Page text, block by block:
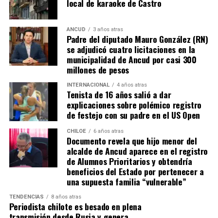
Finalmente, en el ámbito de la salud, se debe fortalecer
la salud primaria, cambiando la categoría de las postas
por Cecof y trabajar para que un futuro cercano Queilen
cuente con un gran centro de salud primaria Cesfam.
Francisco Vargas destaca la importancia de una gestión
municipal que combine experiencia, innovación y
cercanía con los ciudadanos y que buscar llegar al
concejo municipal de Queilen para colaborar y aportar,
de hacer un gran equipo de trabajo junto a los
concejales y al Alcalde que elija la gente. Su candidatura
a concejal representa una oportunidad para continuar
con el legado de su eslogan y transformar Queilen en
una comuna más próspera y organizada.
local de karaoke de Castro
ANCUD 3 años atras
Padre del diputado Mauro González (RN)
se adjudicó cuatro licitaciones en la
municipalidad de Ancud por casi 300
millones de pesos
INTERNACIONAL 4 años atras
Tenista de 16 años salió a dar
explicaciones sobre polémico registro
de festejo con su padre en el US Open
CHILOE 6 años atras
Documento revela que hijo menor del
alcalde de Ancud aparece en el registro
de Alumnos Prioritarios y obtendría
beneficios del Estado por pertenecer a
una supuesta familia “vulnerable”
TENDENCIAS 8 años atras
Periodista chilote es besado en plena